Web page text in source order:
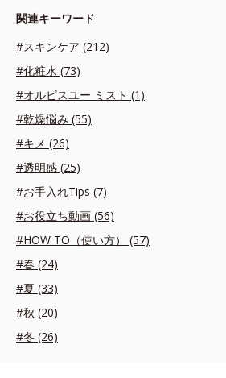
関連キーワード
#スキンケア (212)
#化粧水 (73)
#オルビスユー ミスト (1)
#乾燥悩み (55)
#キメ (26)
#透明感 (25)
#お手入れTips (7)
#お役立ち動画 (56)
#HOW TO（使い方） (57)
#春 (24)
#夏 (33)
#秋 (20)
#冬 (26)